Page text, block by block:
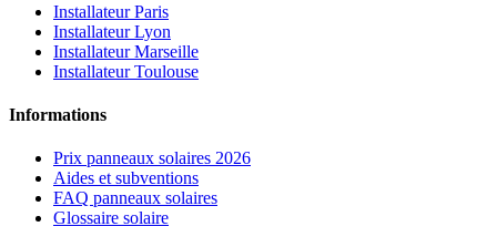
Installateur Paris
Installateur Lyon
Installateur Marseille
Installateur Toulouse
Informations
Prix panneaux solaires 2026
Aides et subventions
FAQ panneaux solaires
Glossaire solaire